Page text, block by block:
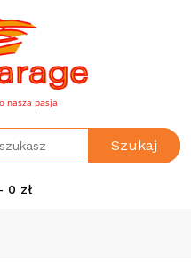
nasza pasja
Szukaj
0 zł